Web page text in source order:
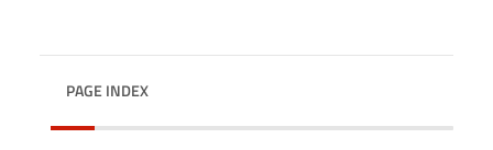
PAGE INDEX